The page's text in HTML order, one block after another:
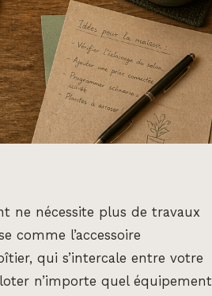
ne nécessite plus de travaux
comme l’accessoire
qui s’intercale entre votre
n’importe quel équipement